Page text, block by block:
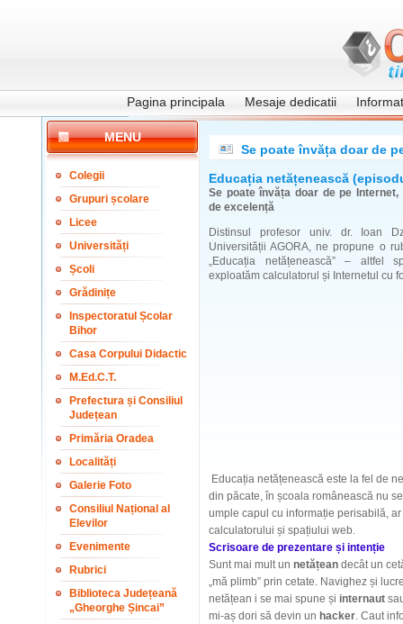
Pagina principala Mesaje dedicatii
MENU
Colegii
Grupuri școlare
Licee
Universități
Școli
Grădinițe
Inspectoratul Școlar
Bihor
Casa Corpului Didactic
M.Ed.C.T.
Prefectura și Consiliul
Județean
Primăria Oradea
Localități
Galerie Foto
Consiliul Național al
Elevilor
Evenimente
Rubrici
Biblioteca Județeană
„Gheorghe Șincai”
Se poate învăța doar de
Educația netățenească
Se poate învăța doar de pe
de excelență
Distinsul profesor univ. dr. Ioan
Universității AGORA, ne propune o
„Educația netățenească” – altfel
exploatăm calculatorul și Internetul cu
Educația netățenească este la fel de
din păcate, în școala românească nu
umple capul cu informație perisabilă,
calculatorului și spațiului web.
Scrisoare de prezentare și intenție
Sunt mai mult un netățean decât un
„mă plimb” prin cetate. Navighez și
netățean i se mai spune și internaut
mi-aș dori să devin un hacker. Caut